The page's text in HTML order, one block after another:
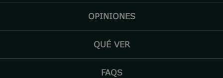
OPINIONES
QUÉ VER
FAQS